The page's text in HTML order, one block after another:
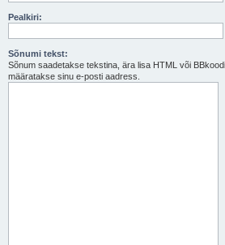
Pealkiri:
Sõnumi tekst:
Sõnum saadetakse tekstina, ära lisa HTML või
määratakse sinu e-posti aadress.